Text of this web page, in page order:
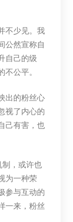
不少见。我
公然宣称自
自己的级
不公平。
出的粉丝心
视了内心的
己有害，也
制，或许也
为一种荣
参与互动的
一来，粉丝